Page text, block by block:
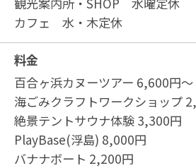
カフェ 水・木定休
料金
百合ヶ浜カヌーツアー 6,600円～
海ごみクラフトワークショップ
絶景テントサウナ体験 3,300円
PlayBase(浮島) 8,000円
バナナボート 2,200円